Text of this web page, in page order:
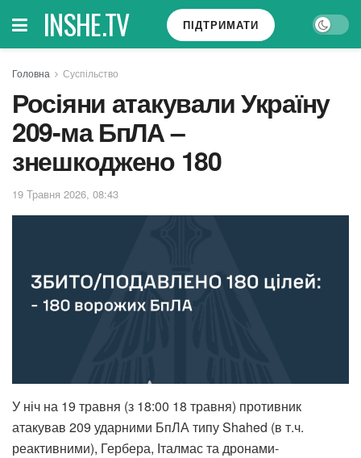
INSHE.TV ПІДТРИМАТИ
Головна Суспільство
Росіяни атакували Україну
209-ма БпЛА –
знешкоджено 180
19 Травня 2026, 08:43
У ніч на 19 травня (з 18:00 18 травня) противник
атакував 209 ударними БпЛА типу Shahed (в т.ч.
реактивними), Гербера, Італмас та дронами-